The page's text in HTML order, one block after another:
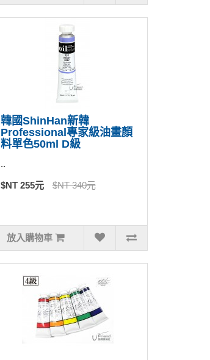
韓國ShinHan新韓
Professional專家級油畫顏
料單色50ml D級
..
$NT 255元 $NT 340元
放入購物車